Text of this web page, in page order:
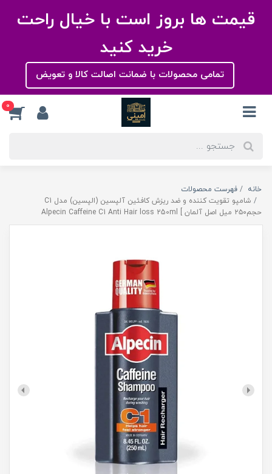
قیمت ها بروز است با خیال راحت
خرید کنید
تمامی محصولات با ضمانت اصالت کالا و تعویض
0
خانه
فهرست محصولات
شامپو تقویت کننده و ضد ریزش کافئین آلپسین (الپسین) مدل C1
حجم۲۵۰ میل اصل آلمان ] Alpecin Caffeine C1 Anti Hair loss 250ml